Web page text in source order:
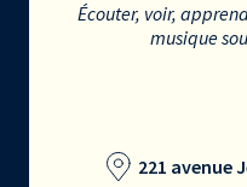
Écouter, voir,
musique
221 avenue